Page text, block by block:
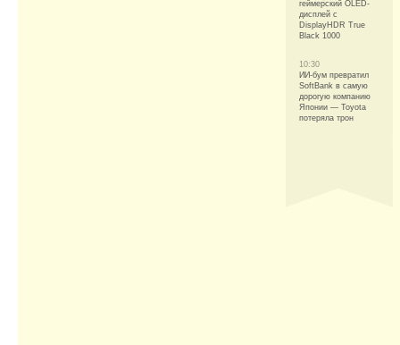
геймерский OLED-
дисплей с
DisplayHDR True
Black 1000
10:30
ИИ-бум превратил
SoftBank в самую
дорогую компанию
Японии — Toyota
потеряла трон